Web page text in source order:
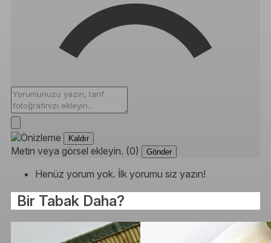
Kaldır
Metin veya görsel ekleyin. (0) Gönder
Henüz yorum yok. İlk yorumu siz yazın!
Bir Tabak Daha?